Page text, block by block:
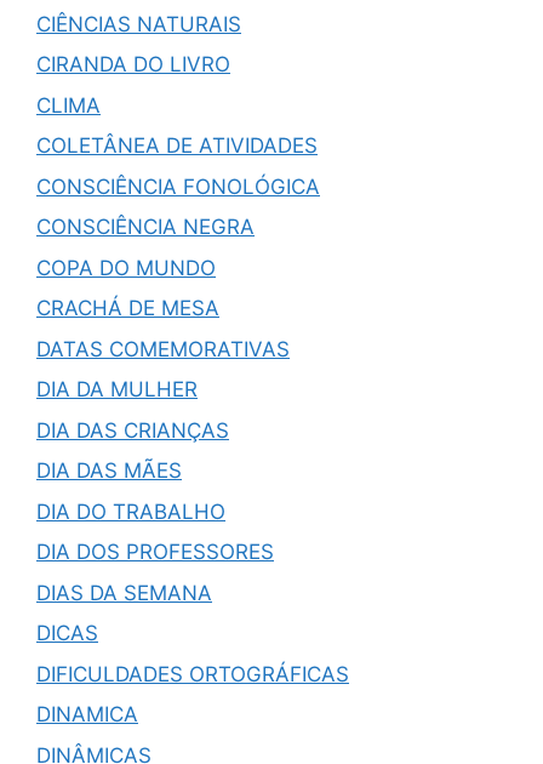
CIÊNCIAS NATURAIS
CIRANDA DO LIVRO
CLIMA
COLETÂNEA DE ATIVIDADES
CONSCIÊNCIA FONOLÓGICA
CONSCIÊNCIA NEGRA
COPA DO MUNDO
CRACHÁ DE MESA
DATAS COMEMORATIVAS
DIA DA MULHER
DIA DAS CRIANÇAS
DIA DAS MÃES
DIA DO TRABALHO
DIA DOS PROFESSORES
DIAS DA SEMANA
DICAS
DIFICULDADES ORTOGRÁFICAS
DINAMICA
DINÂMICAS